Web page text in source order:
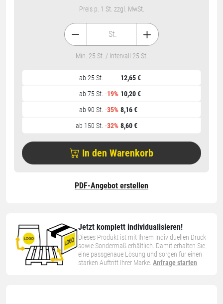
Jetzt komplett individualisieren!
Dieses Produkt ist mit Ihrem individuellen Druck
sowie Sondermaß erhältlich. Damit erhalten Sie
eine passgenaue Lösung und sorgen für einen
starken Auftritt Ihrer Marke.Anfrage starten
Preis p. 1 St. zzgl. MwSt.
ab 25 St.
12,65 €
ab 75 St. -19% 10,20 €
ab 90 St. -35% 8,16 €
ab 150 St. -32% 8,60 €
St.
Min. 25 St. / Intervall 25 St.
In den Warenkorb
PDF-Angebot erstellen